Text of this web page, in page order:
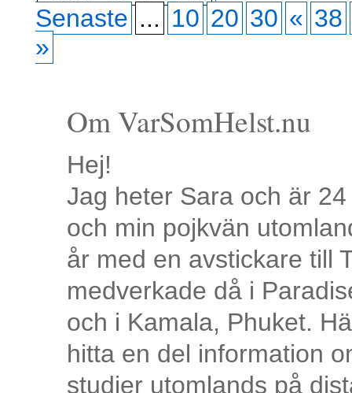
Senaste ... 10 20 30 « 38
»
Om VarSomHelst.nu
Hej!
Jag heter Sara och är
och min pojkvän
år med en avstickare till
medverkade då i
och i Kamala, Phuket.
hitta en del information
studier utomlands på